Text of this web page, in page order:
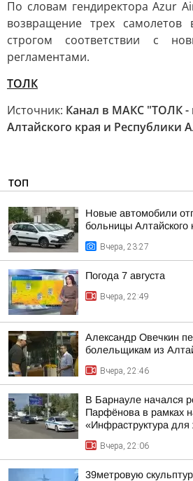
По словам гендиректора Azur
возвращение трех
строгом соответствии с
регламентами.
ТОЛК
Источник: Канал в МАКС "ТОЛК -
Алтайского края и Республики
ТОП
Новые автомобили
больницы Алтайского
Вчера, 23:27
Погода 7 августа
Вчера, 22:49
Александр Овечкин
болельщикам из
Вчера, 22:46
В Барнауле начался
Парфёнова в рамках
«Инфраструктура для
Вчера, 22:06
39метровую